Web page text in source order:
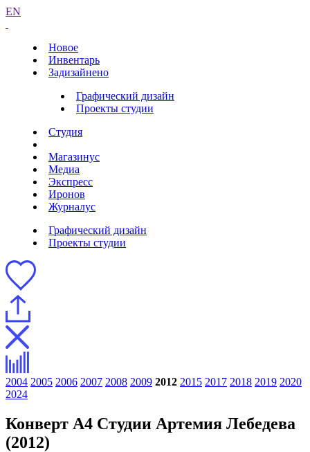
EN
Новое
Инвентарь
Задизайнено
Графический дизайн
Проекты студии
Студия
Магазинус
Медиа
Экспресс
Иронов
Журналус
Графический дизайн
Проекты студии
2004 2005 2006 2007 2008 2009 2012 2015 2017 2018 2019 2020
2024
Конверт А4 Студии Артемия Лебедева
(2012)